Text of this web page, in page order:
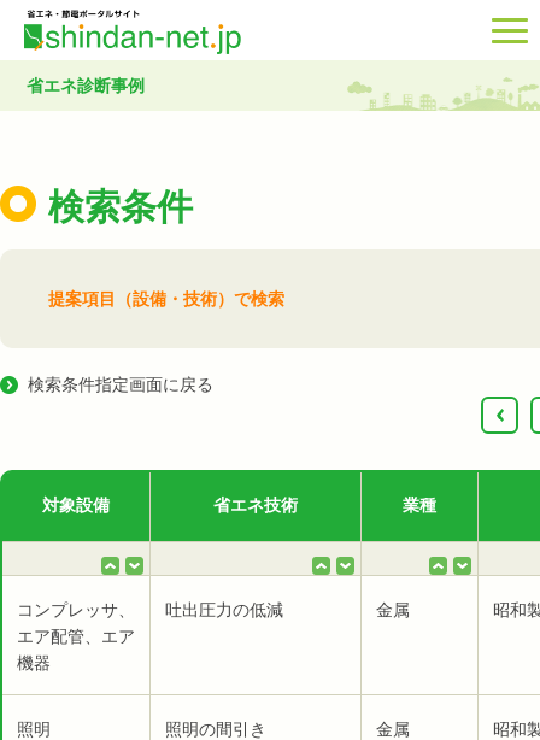
省エネ診断事例
検索条件
提案項目（設備・技術）で検索
検索条件指定画面に戻る
‹
対象設備 省エネ技術 業種
コンプレッサ、
エア配管、エア
機器
吐出圧力の低減 金属 昭和
照明 照明の間引き 金属 昭和